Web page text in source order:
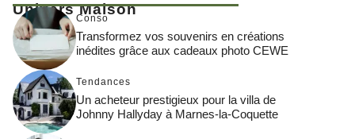
Univers Maison
Conso
Transformez vos souvenirs en créations
inédites grâce aux cadeaux photo CEWE
Tendances
Un acheteur prestigieux pour la villa de
Johnny Hallyday à Marnes-la-Coquette